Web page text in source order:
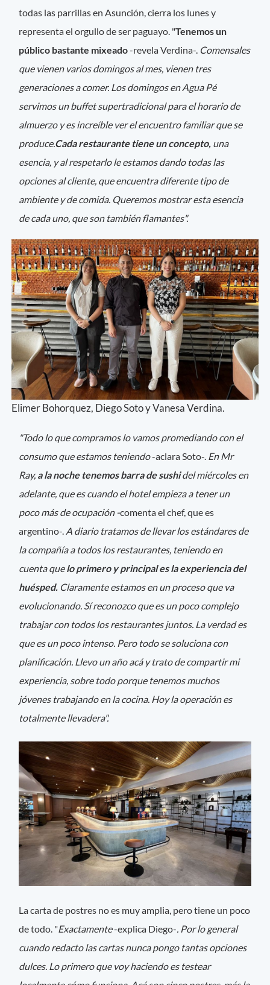
todas las parrillas en Asunción, cierra los lunes y
representa el orgullo de ser paguayo. "Tenemos un
público bastante mixeado-revela Verdina-. Comensales
que vienen varios domingos al mes, vienen tres
generaciones a comer. Los domingos en Agua Pé
servimos un buffet supertradicional para el horario de
almuerzo y es increíble ver el encuentro familiar que se
produce.Cada restaurante tiene un concepto, una
esencia, y al respetarlo le estamos dando todas las
opciones al cliente, que encuentra diferente tipo de
ambiente y de comida. Queremos mostrar esta esencia
de cada uno, que son también flamantes".
Elimer Bohorquez, Diego Soto y Vanesa Verdina.
"Todo lo que compramos lo vamos promediando con el
consumo que estamos teniendo-aclara Soto-. En Mr
Ray, a la noche tenemos barra de sushidel miércoles en
adelante, que es cuando el hotel empieza a tener un
poco más de ocupación -comenta el chef, que es
argentino-. A diario tratamos de llevar los estándares de
la compañía a todos los restaurantes, teniendo en
cuenta quelo primero y principal es la experiencia del
huésped. Claramente estamos en un proceso que va
evolucionando. Sí reconozco que es un poco complejo
trabajar con todos los restaurantes juntos. La verdad es
que es un poco intenso. Pero todo se soluciona con
planificación. Llevo un año acá y trato de compartir mi
experiencia, sobre todo porque tenemos muchos
jóvenes trabajando en la cocina. Hoy la operación es
totalmente llevadera".
La carta de postres no es muy amplia, pero tiene un poco
de todo. "Exactamente-explica Diego-. Por lo general
cuando redacto las cartas nunca pongo tantas opciones
dulces. Lo primero que voy haciendo es testear